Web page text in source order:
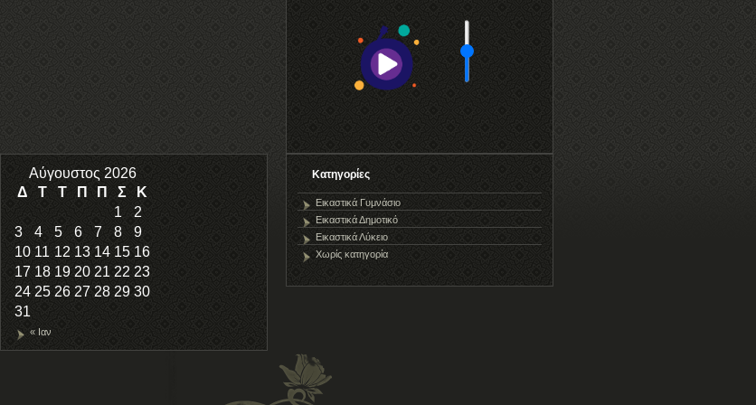
Αύγουστος 2026
Δ
Τ Τ Π Π Σ
Κ
1
2
3
4 5 6 7 8
9
10 11 12 13 14 15 16
17 18 19 20 21 22 23
24 25 26 27 28 29 30
31
« Ιαν
Kατηγορίες
Εικαστικά Γυμνάσιο
Εικαστικά Δημοτικό
Εικαστικά Λύκειο
Χωρίς κατηγορία